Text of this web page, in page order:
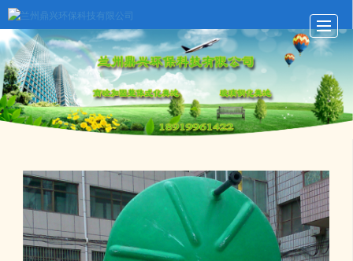
首页 玻璃钢化粪池 化粪池动态 化粪池展示关于鼎兴留言反馈联系我们 LBS